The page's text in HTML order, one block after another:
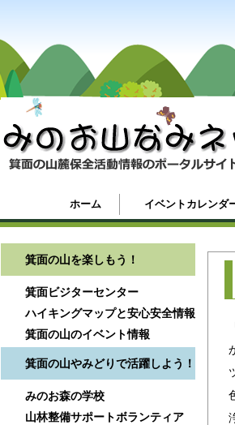
ホーム イベントカレンダ
箕面の山を楽しもう！
箕面ビジターセンター
ハイキングマップと安心安全情報
箕面の山のイベント情報
箕面の山やみどりで活躍しよう！
みのお森の学校
山林整備サポートボランティア